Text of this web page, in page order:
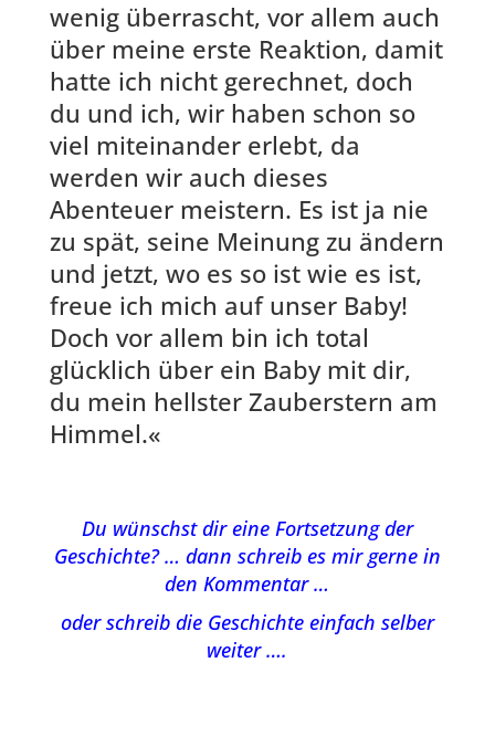
wenig überrascht, vor allem auch
über meine erste Reaktion, damit
hatte ich nicht gerechnet, doch
du und ich, wir haben schon so
viel miteinander erlebt, da
werden wir auch dieses
Abenteuer meistern. Es ist ja nie
zu spät, seine Meinung zu ändern
und jetzt, wo es so ist wie es ist,
freue ich mich auf unser Baby!
Doch vor allem bin ich total
glücklich über ein Baby mit dir,
du mein hellster Zauberstern am
Himmel.«
Du wünschst dir eine Fortsetzung der
Geschichte? … dann schreib es mir gerne in
den Kommentar …
oder schreib die Geschichte einfach selber
weiter ….